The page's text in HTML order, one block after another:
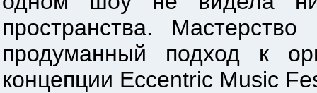
пространства.
продуманный подход к
концепции Eccentric Music